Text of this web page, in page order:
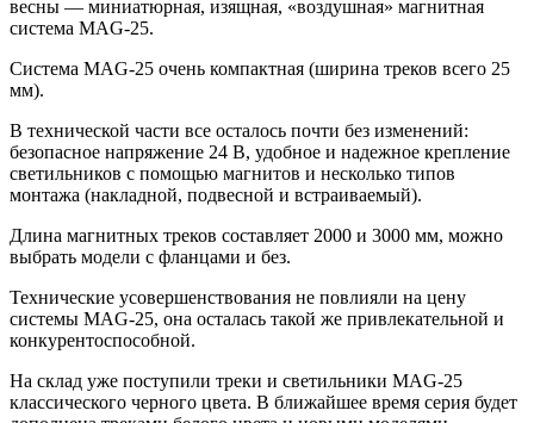
весны — миниатюрная, изящная, «воздушная» магнитная
система MAG-25.
Система MAG-25 очень компактная (ширина треков всего 25
мм).
В технической части все осталось почти без изменений:
безопасное напряжение 24 В, удобное и надежное крепление
светильников с помощью магнитов и несколько типов
монтажа (накладной, подвесной и встраиваемый).
Длина магнитных треков составляет 2000 и 3000 мм, можно
выбрать модели с фланцами и без.
Технические усовершенствования не повлияли на цену
системы MAG-25, она осталась такой же привлекательной и
конкурентоспособной.
На склад уже поступили треки и светильники MAG-25
классического черного цвета. В ближайшее время серия будет